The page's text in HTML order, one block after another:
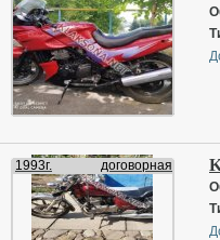
1993г. договорная